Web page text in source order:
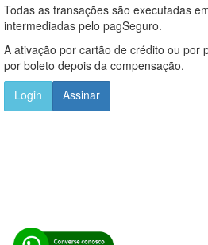
Todas as transações são executadas
intermediadas pelo pagSeguro.
A ativação por cartão de crédito ou por
por boleto depois da compensação.
Login
Assinar